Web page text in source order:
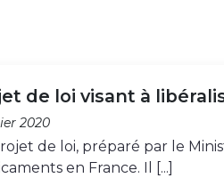
de loi visant à
2020
de loi, préparé par le
en France. Il [...]